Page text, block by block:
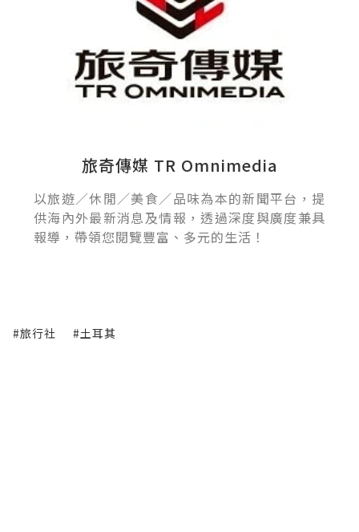
旅奇傳媒 TR Omnimedia
以旅遊／休閒／美食／品味為本的新聞平台，提
供海內外最新消息及情報，透過深度與廣度兼具
報導，帶領您閱覽豐富、多元的生活！
#旅行社 #土耳其